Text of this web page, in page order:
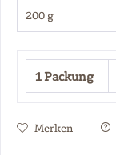
Merken